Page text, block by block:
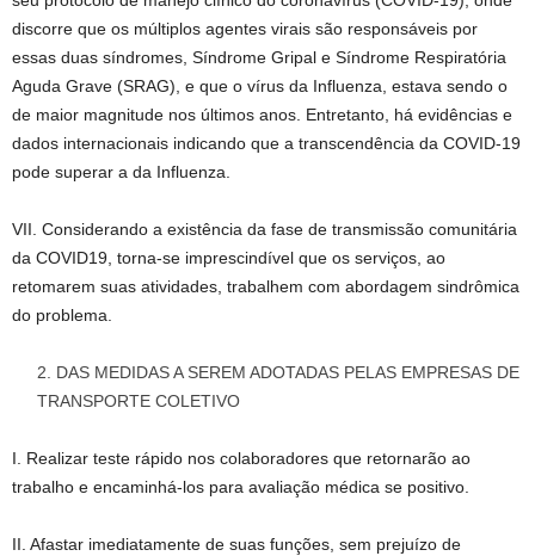
discorre que os múltiplos agentes virais são responsáveis por
essas duas síndromes, Síndrome Gripal e Síndrome Respiratória
Aguda Grave (SRAG), e que o vírus da Influenza, estava sendo o
de maior magnitude nos últimos anos. Entretanto, há evidências e
dados internacionais indicando que a transcendência da COVID-19
pode superar a da Influenza.
VII. Considerando a existência da fase de transmissão comunitária
da COVID19, torna-se imprescindível que os serviços, ao
retomarem suas atividades, trabalhem com abordagem sindrômica
do problema.
DAS MEDIDAS A SEREM ADOTADAS PELAS EMPRESAS DE
TRANSPORTE COLETIVO
I. Realizar teste rápido nos colaboradores que retornarão ao
trabalho e encaminhá-los para avaliação médica se positivo.
II. Afastar imediatamente de suas funções, sem prejuízo de